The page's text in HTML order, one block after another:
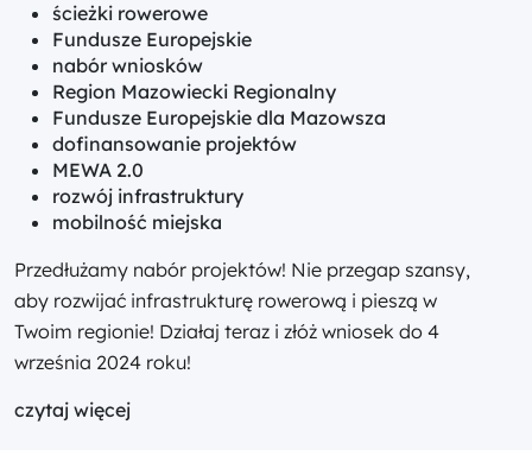
ścieżki rowerowe
Fundusze Europejskie
nabór wniosków
Region Mazowiecki Regionalny
Fundusze Europejskie dla Mazowsza
dofinansowanie projektów
MEWA 2.0
rozwój infrastruktury
mobilność miejska
Przedłużamy nabór projektów! Nie przegap szansy,
aby rozwijać infrastrukturę rowerową i pieszą w
Twoim regionie! Działaj teraz i złóż wniosek do 4
września 2024 roku!
czytaj więcej